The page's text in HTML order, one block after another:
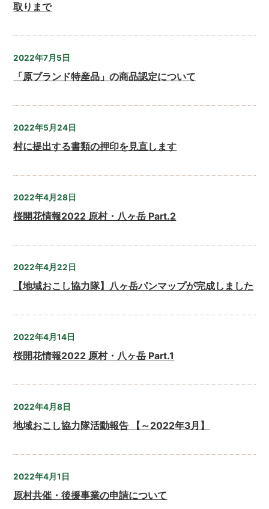
取りまで
2022年7月5日
「原ブランド特産品」の商品認定について
2022年5月24日
村に提出する書類の押印を見直します
2022年4月28日
桜開花情報2022 原村・八ヶ岳 Part.2
2022年4月22日
【地域おこし協力隊】八ヶ岳パンマップが完成しました
2022年4月14日
桜開花情報2022 原村・八ヶ岳 Part.1
2022年4月8日
地域おこし協力隊活動報告 【～2022年3月】
2022年4月1日
原村共催・後援事業の申請について